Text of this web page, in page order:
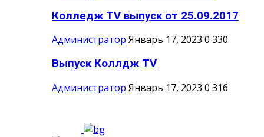
Колледж TV выпуск от 25.09.2017
Администратор Январь 17, 2023 0 330
Выпуск Коллдж TV
Администратор Январь 17, 2023 0 316